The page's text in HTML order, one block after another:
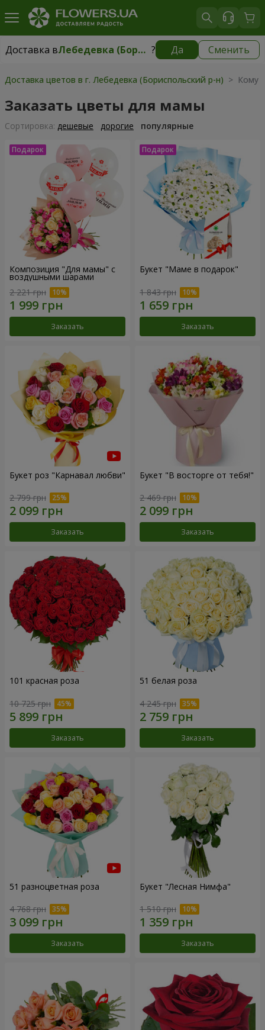
Доставка в Лебедевка (Бориспольский р-н) ? Да Сменить
Доставка вЛебедевка (Бориспольский р-н)|1245 грн
Доставка цветов в г. Лебедевка (Бориспольский р-н) > Кому
Заказать цветы для мамы
Cортировка: дешевые дорогие популярные
Композиция "Для мамы" с
воздушными шарами
2 221 грн
Заказать
Букет "Маме в подарок"
1 843 грн
Заказать
Букет роз "Карнавал любви"
2 799 грн
Заказать
Букет "В восторге от тебя!"
2 469 грн
Заказать
101 красная роза
10 725 грн
Заказать
51 белая роза
4 245 грн
Заказать
51 разноцветная роза
4 768 грн
Заказать
Букет "Лесная Нимфа"
1 510 грн
Заказать